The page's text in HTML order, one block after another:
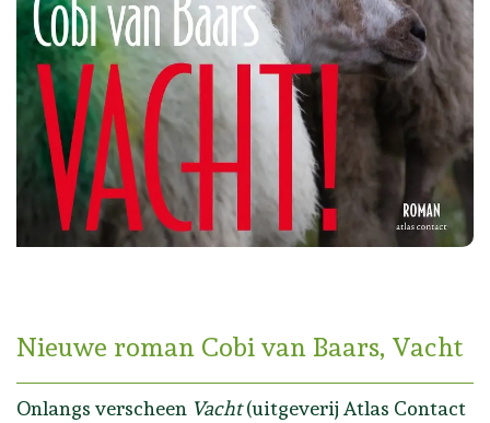
Nieuwe roman Cobi van Baars, Vacht
Onlangs verscheen Vacht(uitgeverij Atlas Contact